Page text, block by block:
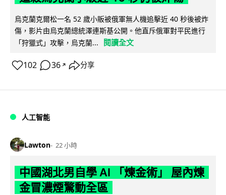
烏克蘭克爾松一名 52 歲小販被俄軍無人機追擊近 40 秒後被炸
傷，影片由烏克蘭總統澤連斯基公開。他直斥俄軍對平民進行
「狩獵式」攻擊，烏克蘭...
閱讀全文
102 36 ↗ 分享
人工智能
Lawton 22 小時
中國湖北男自學 AI 「煉金術」 屋內煉
金冒濃煙驚動全區